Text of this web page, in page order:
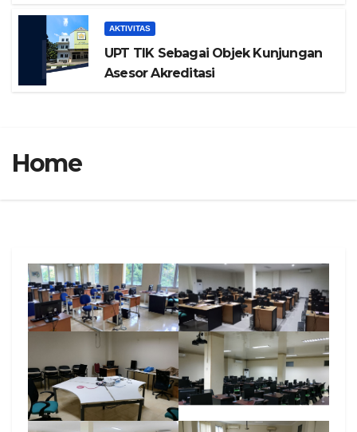
AKTIVITAS
UPT TIK Sebagai Objek Kunjungan
Asesor Akreditasi
Home